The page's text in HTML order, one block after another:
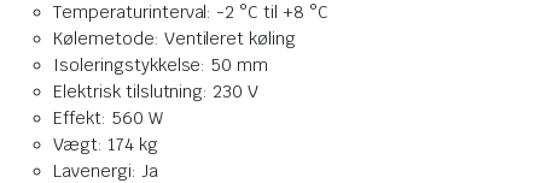
Temperaturinterval: -2 °C til +8 °C
Kølemetode: Ventileret køling
Isoleringstykkelse: 50 mm
Elektrisk tilslutning: 230 V
Effekt: 560 W
Vægt: 174 kg
Lavenergi: Ja